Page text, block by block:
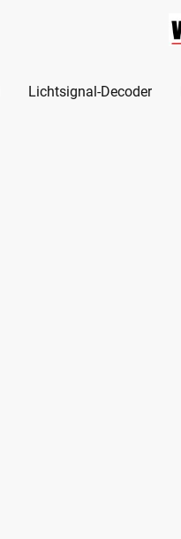
Lichtsignal-Decoder